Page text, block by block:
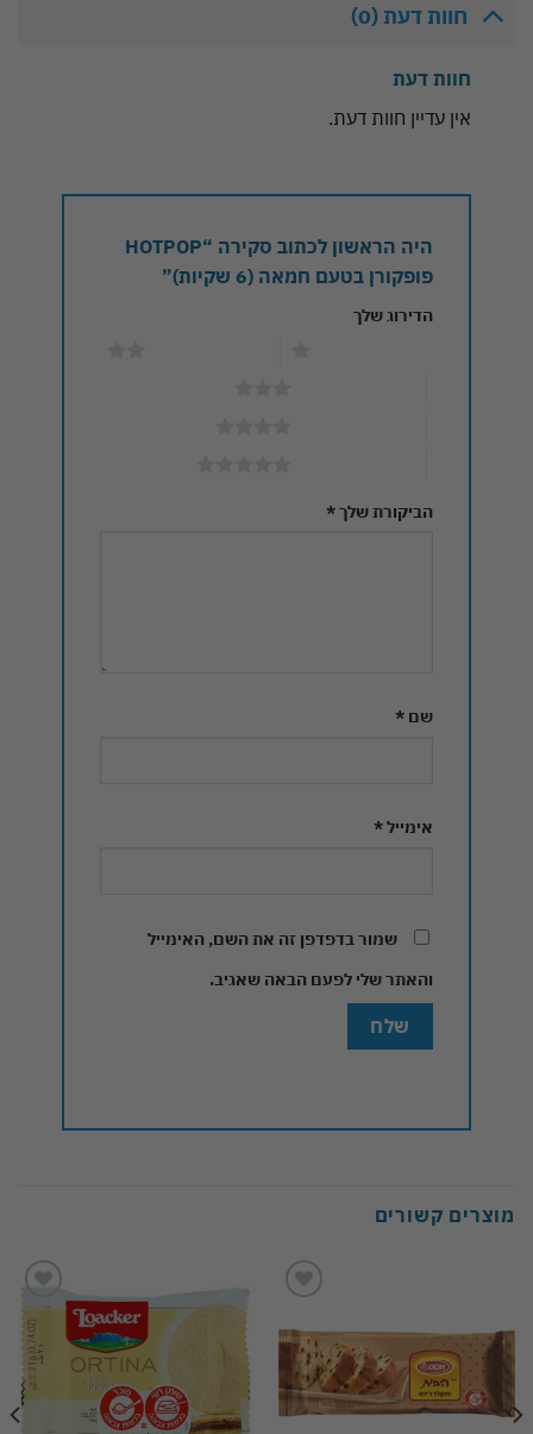
חוות דעת (0)
חוות דעת
אין עדיין חוות דעת.
היה הראשון לכתוב סקירה “HOTPOP
פופקורן בטעם חמאה (6 שקיות)”
הדירוג שלך
הביקורת שלך*
שם *
אימייל*
שמור בדפדפן זה את השם, האימייל
והאתר שלי לפעם הבאה שאגיב.
מוצרים קשורים
wishlist
Add to
wishlist